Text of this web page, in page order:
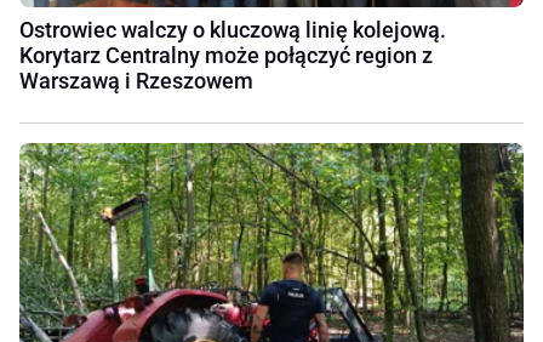
Ostrowiec walczy o kluczową linię kolejową.
Korytarz Centralny może połączyć region z
Warszawą i Rzeszowem